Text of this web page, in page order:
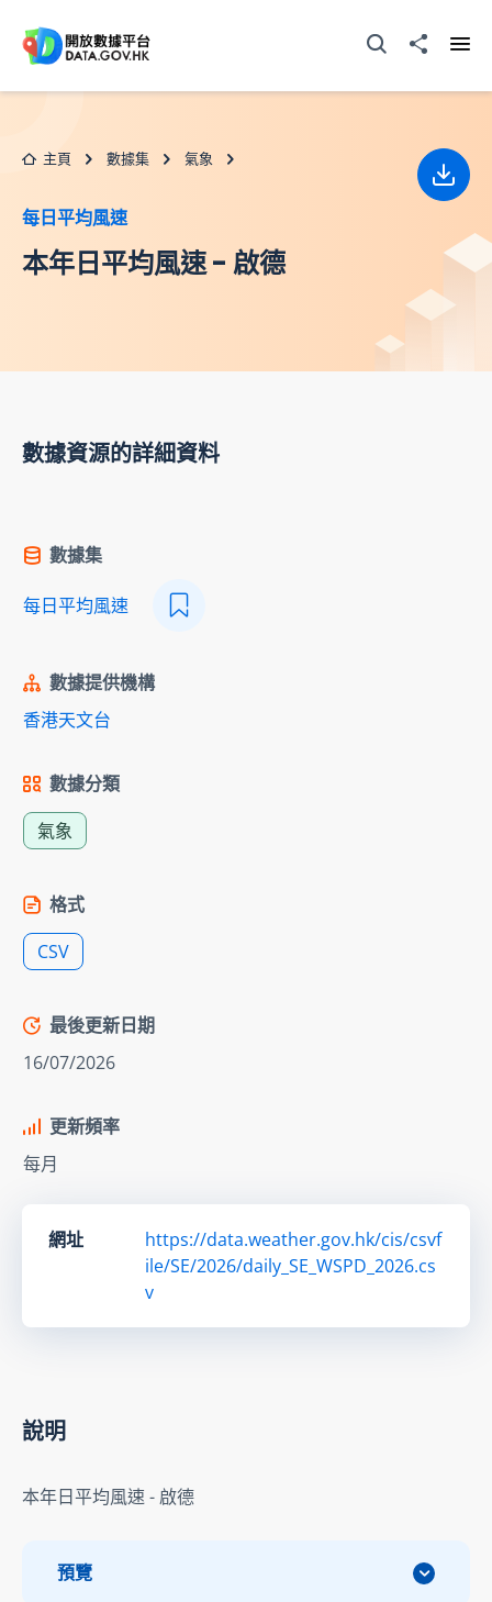
打開搜尋器分享至
主頁 數據集 氣象
每日平均風速
本年日平均風速 - 啟德
下載
數據資源的詳細資料
數據集
每日平均風速
數據提供機構
香港天文台
數據分類
氣象
格式
CSV
最後更新日期
16/07/2026
更新頻率
每月
網址
https://data.weather.gov.hk/cis/csvf
ile/SE/2026/daily_SE_WSPD_2026.cs
v
說明
本年日平均風速 - 啟德
預覽